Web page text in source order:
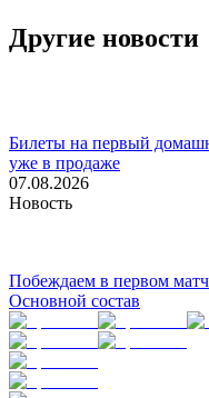
Другие новости
Билеты на первый
уже в продаже
07.08.2026
Новость
Побеждаем в первом
Основной состав